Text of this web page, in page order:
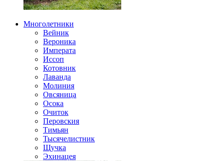
Многолетники
Вейник
Вероника
Императа
Иссоп
Котовник
Лаванда
Молиния
Овсяница
Осока
Очиток
Перовския
Тимьян
Тысячелистник
Щучка
Эхинацея